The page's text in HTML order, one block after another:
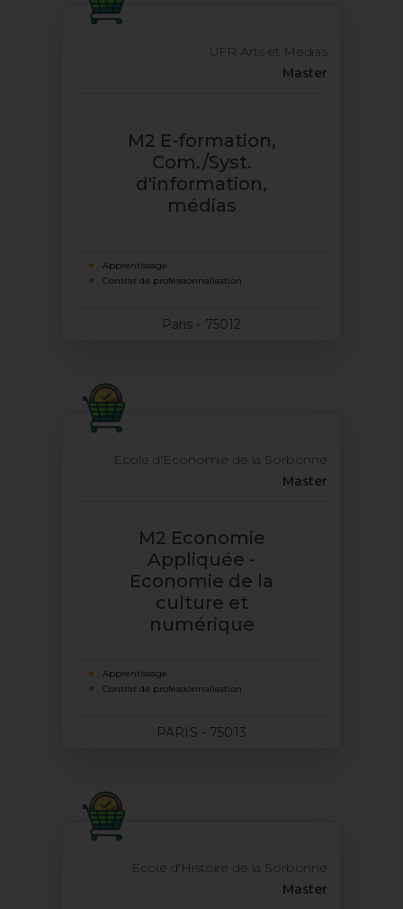
UFR Arts et Médias
Master
M2 E-formation,
Com./Syst.
d'information,
médias
Apprentissage
Contrat de professionnalisation
Paris - 75012
Ecole d'Economie de la Sorbonne
Master
M2 Economie
Appliquée -
Economie de la
culture et
numérique
Apprentissage
Contrat de professionnalisation
PARIS - 75013
Ecole d'Histoire de la Sorbonne
Master